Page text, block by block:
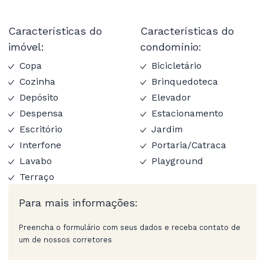
Características do
imóvel:
Copa
Cozinha
Depósito
Despensa
Escritório
Interfone
Lavabo
Terraço
Características do
condomínio:
Bicicletário
Brinquedoteca
Elevador
Estacionamento
Jardim
Portaria/Catraca
Playground
Para mais informações:
Preencha o formulário com seus dados e receba contato de
um de nossos corretores